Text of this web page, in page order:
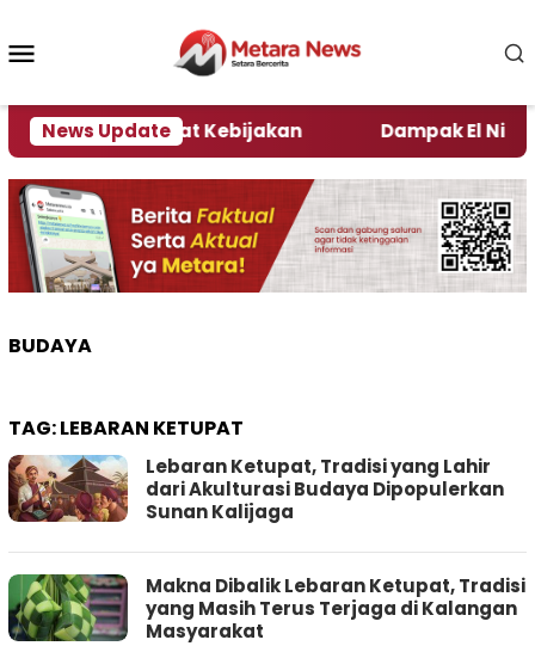
konten
News Update
Kata Pengamat Kebijakan Dampak El Nino,
BUDAYA
TAG:LEBARAN KETUPAT
Lebaran Ketupat, Tradisi yang Lahir
dari Akulturasi Budaya Dipopulerkan
Sunan Kalijaga
Makna Dibalik Lebaran Ketupat, Tradisi
yang Masih Terus Terjaga di Kalangan
Masyarakat